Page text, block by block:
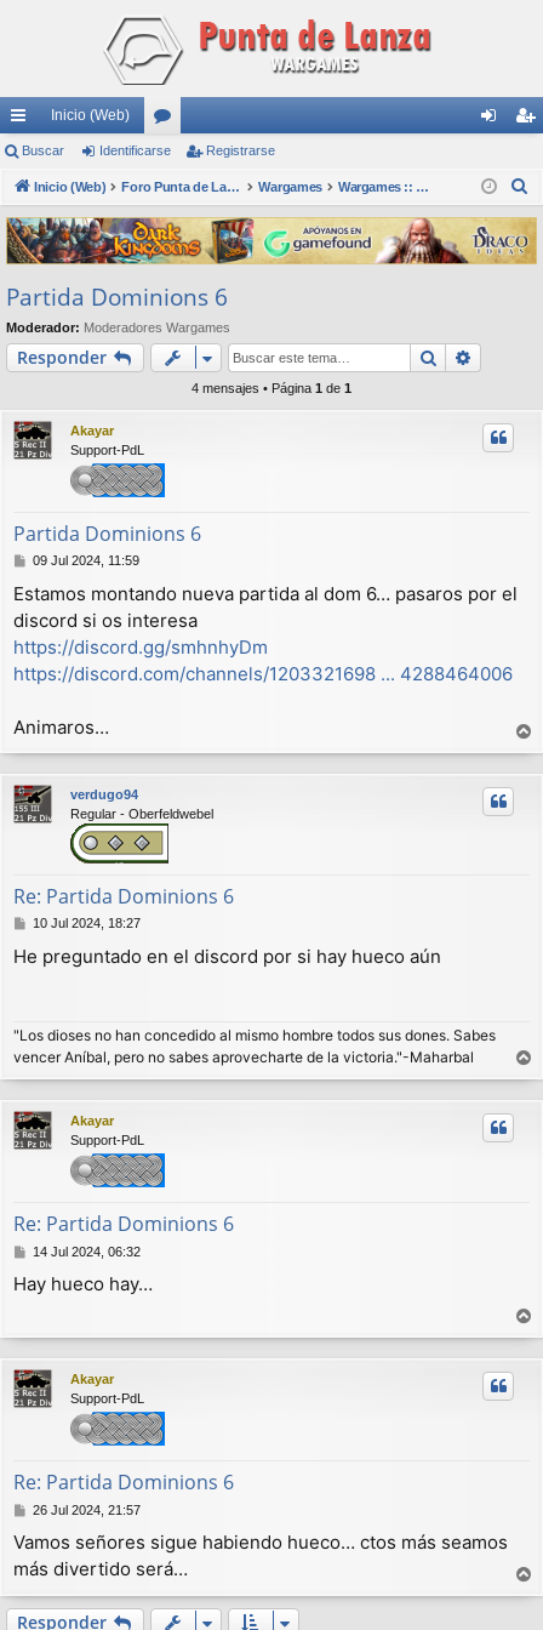
nl
ac
es
rá
pi
do
s
Inicio (Web)
or
os nti
fic
ar
ist
ra
rs
Buscar Identificarse Registrarse
Inicio (Web) Foro Punta de Lanza Wargames Wargames Wargames :: Dominions
s
c
Partida Dominions 6
Moderador: Moderadores Wargames
Responder Buscar
4 mensajes • Página 1 de 1
Akayar
Support-PdL
Partida Dominions 6
M
n
s
j
e
09 Jul 2024, 11:59
Estamos montando nueva partida al dom 6… pasaros por el
discord si os interesa
https://discord.gg/smhnhyDm
https://discord.com/channels/1203321698 ... 4288464006
Animaros…
r
r
verdugo94
Regular - Oberfeldwebel
Re: Partida Dominions 6
M
n
e
10 Jul 2024, 18:27
He preguntado en el discord por si hay hueco aún
"Los dioses no han concedido al mismo hombre todos sus dones. Sabes
vencer Aníbal, pero no sabes aprovecharte de la victoria."-Maharbal
r
r
Akayar
Support-PdL
Re: Partida Dominions 6
M
n
e
14 Jul 2024, 06:32
Hay hueco hay…
r
r
Akayar
Support-PdL
Re: Partida Dominions 6
M
n
s
j
e
26 Jul 2024, 21:57
Vamos señores sigue habiendo hueco… ctos más seamos
más divertido será…
r
Responder